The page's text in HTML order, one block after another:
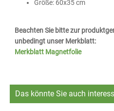
Größe: 60x35 cm
Beachten Sie bitte zur
unbedingt unser Merkblatt:
Merkblatt Magnetfolie
Das könnte Sie auch